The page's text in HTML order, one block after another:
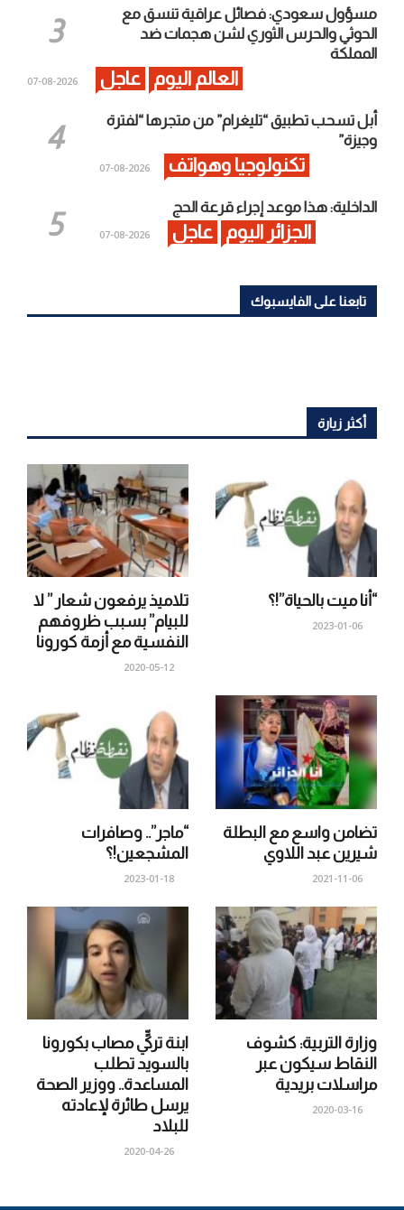
مسؤول سعودي: فصائل عراقية تنسق مع
الحوثي والحرس الثوري لشن هجمات ضد
المملكة
العالم اليوم عاجل 2026-08-07
أبل تسحب تطبيق “تليغرام” من متجرها “لفترة
وجيزة”
تكنولوجيا وهواتف 2026-08-07
الداخلية: هذا موعد إجراء قرعة الحج
الجزائر اليوم عاجل 2026-08-07
تابعنا على الفايسبوك
أكثر زيارة
تلاميذ يرفعون شعار ” لا
للبيام” بسبب ظروفهم
النفسية مع أزمة كورونا
2020-05-12
“أنا ميت بالحياة”!؟
2023-01-06
“ماجر”.. وصافرات
المشجعين!؟
2023-01-18
تضامن واسع مع البطلة
شيرين عبد اللاوي
2021-11-06
ابنة تركيٍّ مصاب بكورونا
بالسويد تطلب
المساعدة.. ووزير الصحة
يرسل طائرة لإعادته
للبلاد
2020-04-26
وزارة التربية: كشوف
النقاط سيكون عبر
مراسلات بريدية
2020-03-16